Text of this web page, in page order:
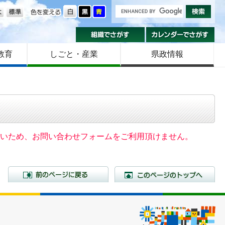
色を変える
大きさ
組織でさがす
育 しごと・産業 県政情報
ため、お問い合わせフォームをご利用頂けません。
前のページに戻る